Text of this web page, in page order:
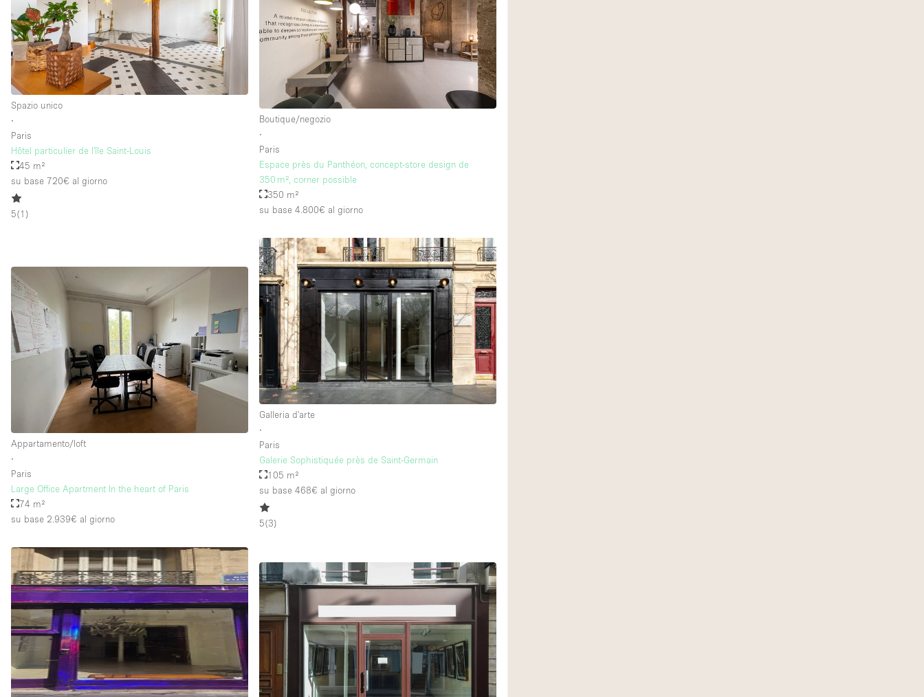
Spazio unico
∙
Paris
Hôtel particulier de l'île Saint-Louis
45 m²
su base 720€ al giorno
5(1 )
Boutique/negozio
∙
Paris
Espace près du Panthéon, concept-store design de
350 m², corner possible
350 m²
su base 4.800€ al giorno
Appartamento/loft
∙
Paris
Large Office Apartment In the heart of Paris
74 m²
su base 2.939€ al giorno
Galleria d'arte
∙
Paris
Galerie Sophistiquée près de Saint-Germain
105 m²
su base 468€ al giorno
5(3)